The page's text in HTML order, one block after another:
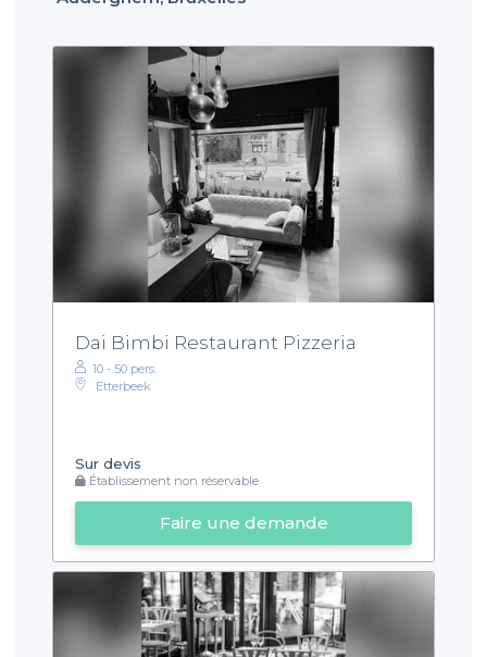
Dai Bimbi Restaurant Pizzeria
10 - 50 pers.
Etterbeek
Sur devis
Établissement non réservable
Faire une demande